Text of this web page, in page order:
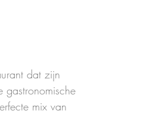
dat zijn
gastronomische
mix van